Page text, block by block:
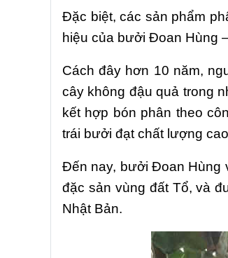
Đặc biệt, các sản phẩm
hiệu của bưởi Đoan Hùng
Cách đây hơn 10 năm,
cây không đậu quả trong
kết hợp bón phân theo
trái bưởi đạt chất lượng
Đến nay, bưởi Đoan Hùng
đặc sản vùng đất Tổ, và
Nhật Bản.